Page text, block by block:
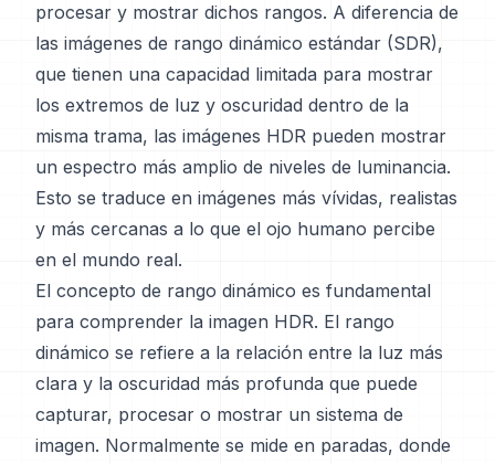
procesar y mostrar dichos rangos. A diferencia de
las imágenes de rango dinámico estándar (SDR),
que tienen una capacidad limitada para mostrar
los extremos de luz y oscuridad dentro de la
misma trama, las imágenes HDR pueden mostrar
un espectro más amplio de niveles de luminancia.
Esto se traduce en imágenes más vívidas, realistas
y más cercanas a lo que el ojo humano percibe
en el mundo real.
El concepto de rango dinámico es fundamental
para comprender la imagen HDR. El rango
dinámico se refiere a la relación entre la luz más
clara y la oscuridad más profunda que puede
capturar, procesar o mostrar un sistema de
imagen. Normalmente se mide en paradas, donde